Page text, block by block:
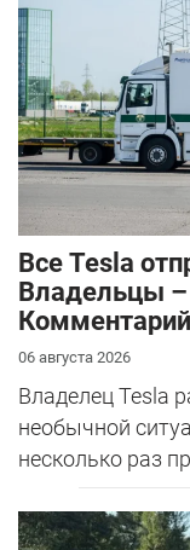
Все Tesla
Владельцы –
06 августа 2026
Владелец Tesla
необычной
несколько раз